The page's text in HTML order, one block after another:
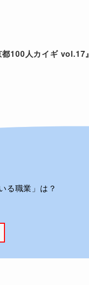
100人カイギ vol.17』
る職業」は？